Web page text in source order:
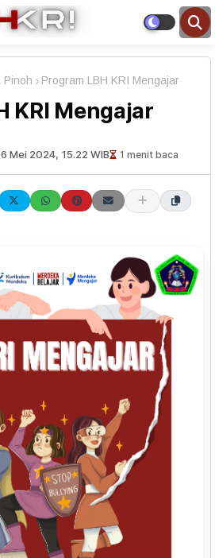
Pinoh Program LBH KRI Mengajar
KRI Mengajar
Mei 2024, 15.22 WIB 1 menit baca